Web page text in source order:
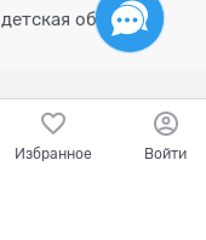
обувь для
Избранное Войти